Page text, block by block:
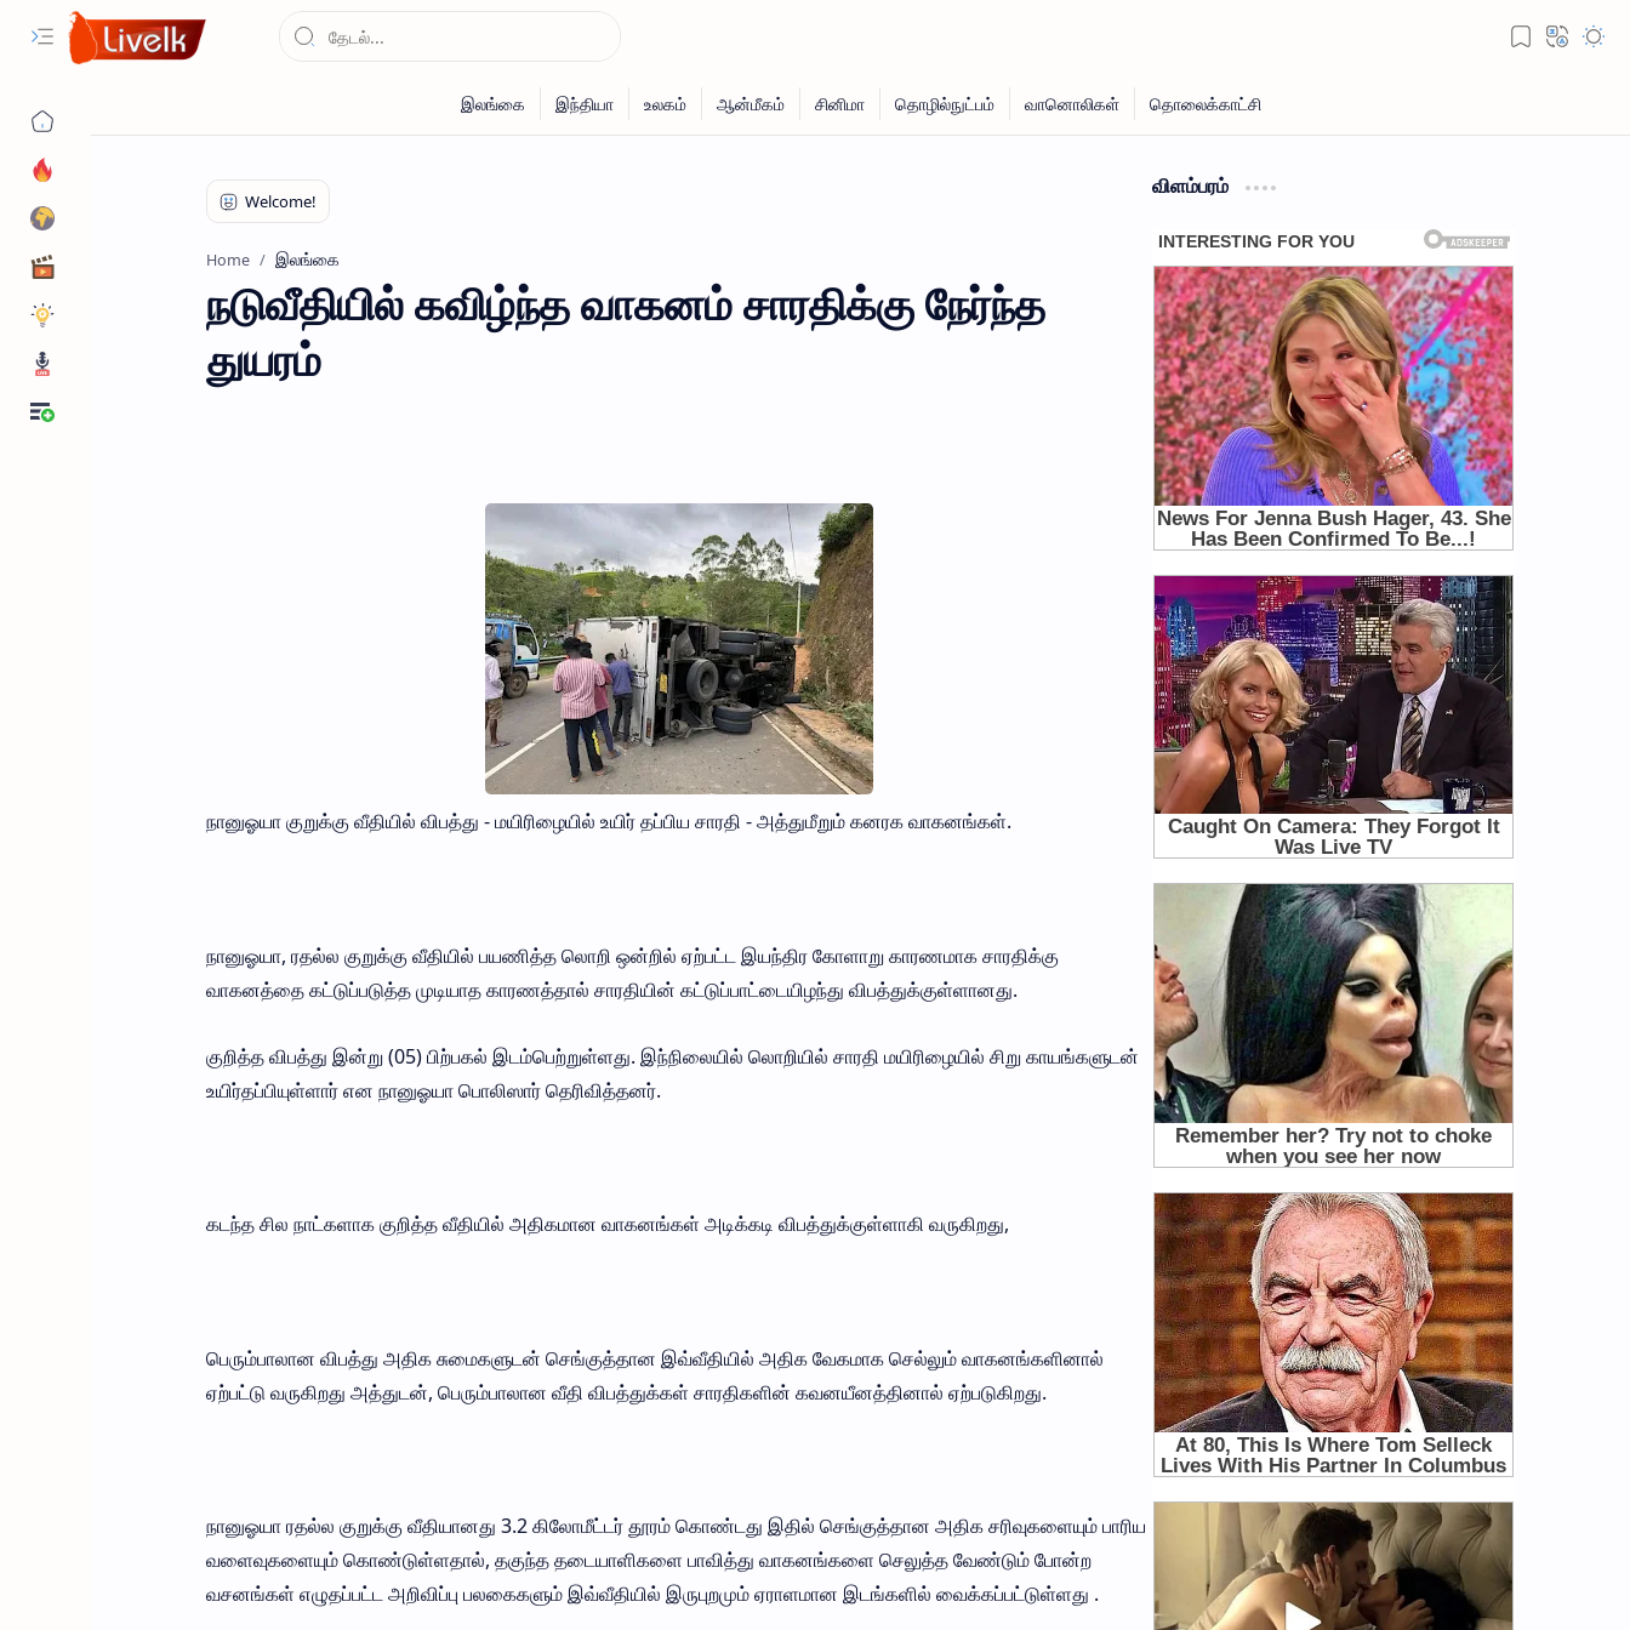
Home இலங்கை
நடுவீதியில் கவிழ்ந்த வாகனம் சாரதிக்கு நேர்ந்த
துயரம்
நானுஓயா குறுக்கு வீதியில் விபத்து - மயிரிழையில் உயிர் தப்பிய சாரதி - அத்துமீறும் கனரக வாகனங்கள்.
நானுஓயா, ரதல்ல குறுக்கு வீதியில் பயணித்த லொறி ஒன்றில் ஏற்பட்ட இயந்திர கோளாறு காரணமாக சாரதிக்கு
வாகனத்தை கட்டுப்படுத்த முடியாத காரணத்தால் சாரதியின் கட்டுப்பாட்டையிழந்து விபத்துக்குள்ளானது.
குறித்த விபத்து இன்று (05) பிற்பகல் இடம்பெற்றுள்ளது. இந்நிலையில் லொறியில் சாரதி மயிரிழையில் சிறு காயங்களுடன்
உயிர்தப்பியுள்ளார் என நானுஓயா பொலிஸார் தெரிவித்தனர்.
கடந்த சில நாட்களாக குறித்த வீதியில் அதிகமான வாகனங்கள் அடிக்கடி விபத்துக்குள்ளாகி வருகிறது,
பெரும்பாலான விபத்து அதிக சுமைகளுடன் செங்குத்தான இவ்வீதியில் அதிக வேகமாக செல்லும் வாகனங்களினால்
ஏற்பட்டு வருகிறது அத்துடன், பெரும்பாலான வீதி விபத்துக்கள் சாரதிகளின் கவனயீனத்தினால் ஏற்படுகிறது.
நானுஓயா ரதல்ல குறுக்கு வீதியானது 3.2 கிலோமீட்டர் தூரம் கொண்டது இதில் செங்குத்தான அதிக சரிவுகளையும் பாரிய
வளைவுகளையும் கொண்டுள்ளதால், தகுந்த தடையாளிகளை பாவித்து வாகனங்களை செலுத்த வேண்டும் போன்ற
வசனங்கள் எழுதப்பட்ட அறிவிப்பு பலகைகளும் இவ்வீதியில் இருபுறமும் ஏராளமான இடங்களில் வைக்கப்பட்டுள்ளது .
விளம்பரம்